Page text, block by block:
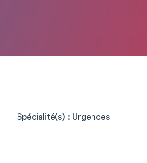
Spécialité(s) : Urgences